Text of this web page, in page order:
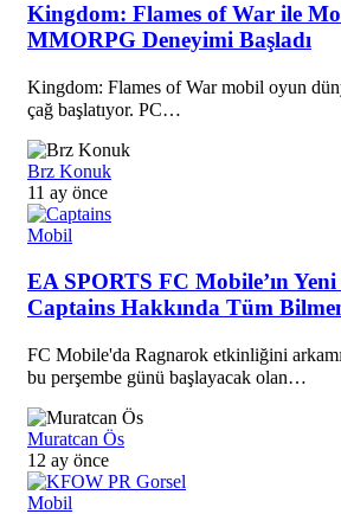
Kingdom: Flames of War ile
MMORPG Deneyimi Başladı
Kingdom: Flames of War mobil oyun
çağ başlatıyor. PC…
Brz Konuk
11 ay önce
Mobil
EA SPORTS FC Mobile’ın
Captains Hakkında Tüm
FC Mobile'da Ragnarok etkinliğini
bu perşembe günü başlayacak olan…
Muratcan Ös
12 ay önce
Mobil